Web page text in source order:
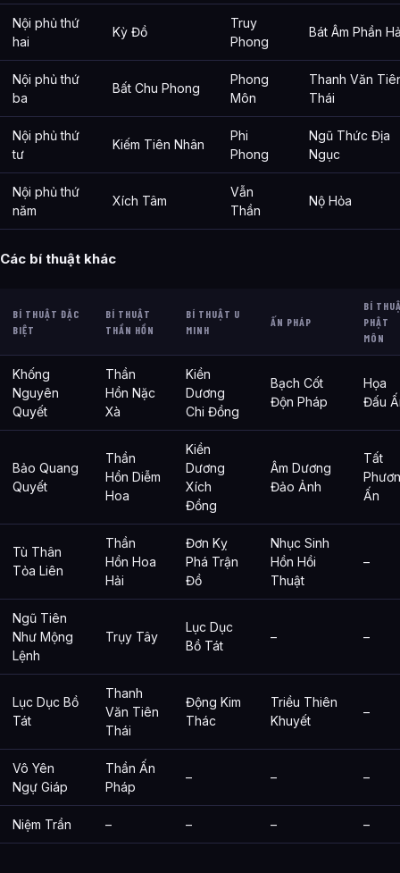
Nội phủ thứ
hai
Kỳ Đồ
Truy
Phong
Bát Âm Phần
Nội phủ thứ
ba
Bất Chu Phong
Phong
Môn
Thanh Văn
Thái
Nội phủ thứ
tư
Kiếm Tiên Nhân
Phi
Phong
Ngũ Thức Địa
Ngục
Nội phủ thứ
năm
Xích Tâm
Vẫn
Thần
Nộ Hỏa
Các bí thuật khác
BÍ THUẬT ĐẶC
BIỆT
BÍ THUẬT
THẦN HỒN
BÍ THUẬT U
MINH
ẤN PHÁP
BÍ
PHẬT
MÔN
Khống
Nguyên
Quyết
Thần
Hồn Nặc
Xà
Kiền
Dương
Chi Đồng
Bạch Cốt
Độn Pháp
Họa
Đấu
Bảo Quang
Quyết
Thần
Hồn Diễm
Hoa
Kiền
Dương
Xích
Đồng
Âm Dương
Đảo Ảnh
Tất
Ấn
Tù Thân
Tỏa Liên
Thần
Hồn Hoa
Hải
Đơn Kỵ
Phá Trận
Đồ
Nhục Sinh
Hồn Hồi
Thuật
–
Ngũ Tiên
Như Mộng
Lệnh
Trụy Tây
Lục Dục
Bồ Tát
– –
Lục Dục Bồ
Tát
Thanh
Văn Tiên
Thái
Động Kim
Thác
Triều Thiên
Khuyết
–
Vô Yên
Ngự Giáp
Thần Ấn
Pháp
– – –
Niệm Trần – – – –